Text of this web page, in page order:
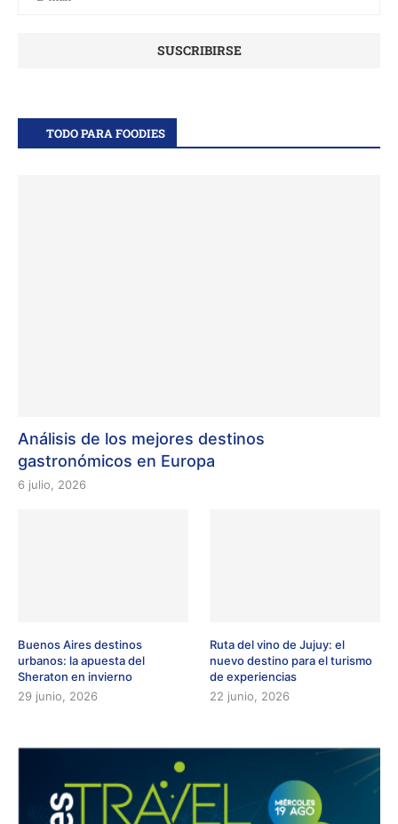
TODO PARA FOODIES
Análisis de los mejores destinos
gastronómicos en Europa
6 julio, 2026
Buenos Aires destinos
urbanos: la apuesta del
Sheraton en invierno
29 junio, 2026
Ruta del vino de Jujuy: el
nuevo destino para el turismo
de experiencias
22 junio, 2026